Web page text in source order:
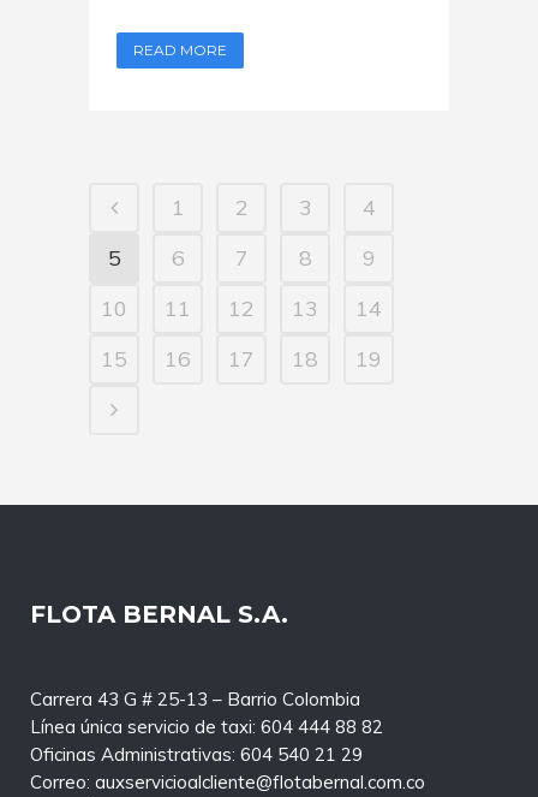
READ MORE
1 2 3
4
5
6 7 8
9
10
11 12 13
14
15
16 17 18 19
FLOTA BERNAL S.A.
Carrera 43 G # 25-13 – Barrio Colombia
Línea única servicio de taxi: 604 444 88 82
Oficinas Administrativas: 604 540 21 29
Correo: auxservicioalcliente@flotabernal.com.co